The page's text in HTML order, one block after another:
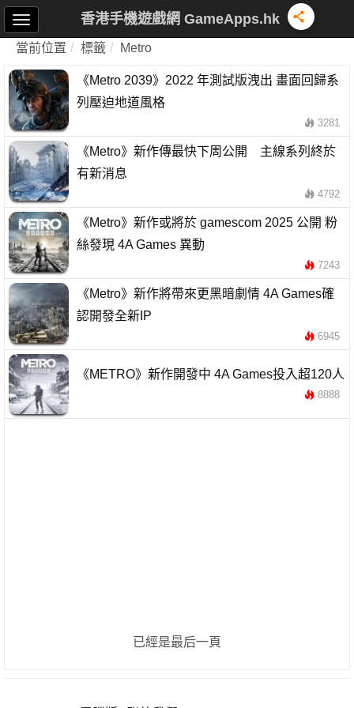
香港手機遊戲網 GameApps.hk
當前位置 標籤 Metro
《Metro 2039》2022 年測試版洩出 畫面回歸系
列壓迫地道風格
3281
《Metro》新作傳最快下周公開 主線系列終於
有新消息
4792
《Metro》新作或將於 gamescom 2025 公開 粉
絲發現 4A Games 異動
7243
《Metro》新作將帶來更黑暗劇情 4A Games確
認開發全新IP
6945
《METRO》新作開發中 4A Games投入超120人
8888
已經是最后一頁